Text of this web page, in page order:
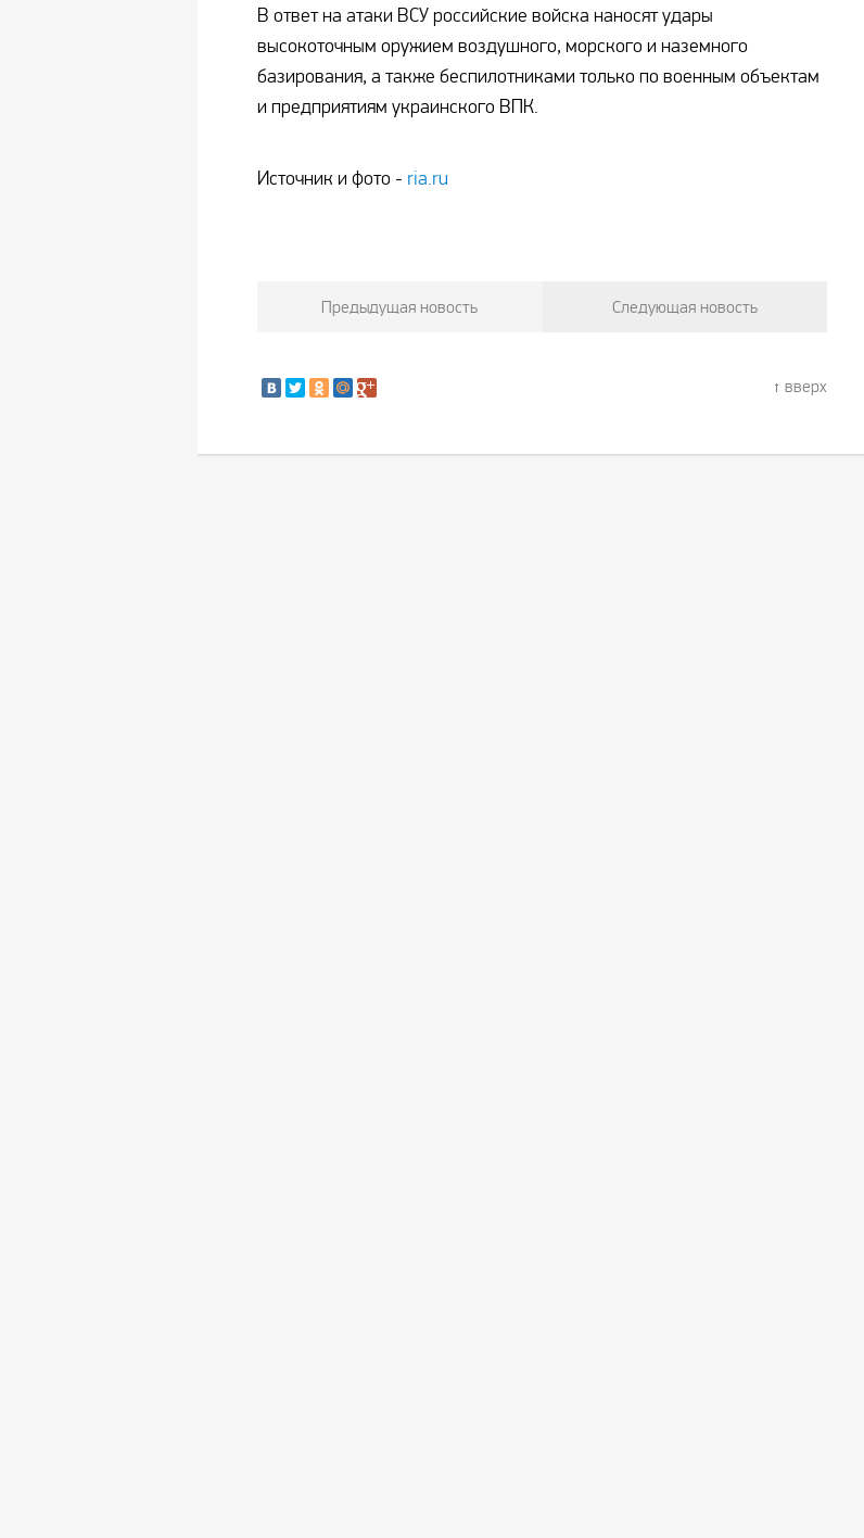
В ответ на атаки ВСУ российские войска наносят удары
высокоточным оружием воздушного, морского и наземного
базирования, а также беспилотниками только по военным объектам
и предприятиям украинского ВПК.
Источник и фото - ria.ru
Предыдущая новость Следующая новость
вверх